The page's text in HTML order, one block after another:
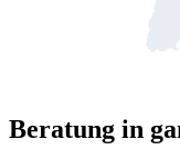
Beratung in